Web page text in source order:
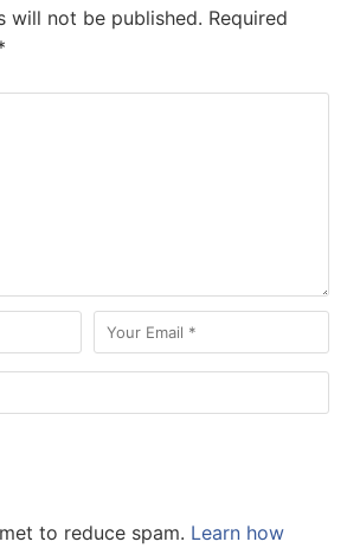
will not be published. Required
to reduce spam. Learn how